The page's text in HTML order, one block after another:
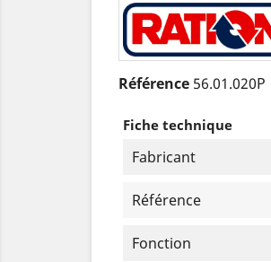
Référence 56.01.020P
Fiche technique
Fabricant
Référence
Fonction